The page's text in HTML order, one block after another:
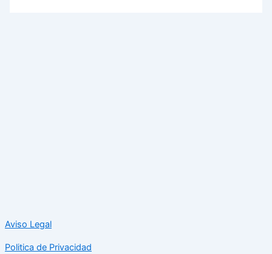
Aviso Legal
Politica de Privacidad